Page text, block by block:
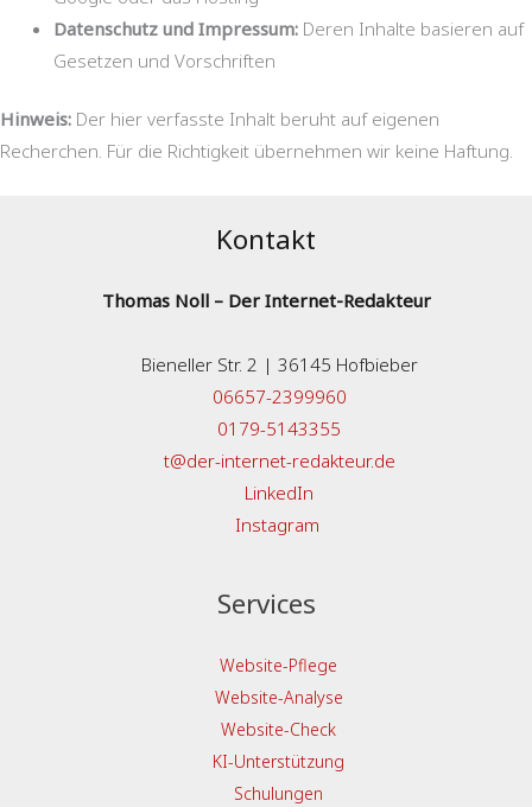
Datenschutz und Impressum: Deren Inhalte basieren auf
Gesetzen und Vorschriften
Hinweis: Der hier verfasste Inhalt beruht auf eigenen
Recherchen. Für die Richtigkeit übernehmen wir keine Haftung.
Kontakt
Thomas Noll – Der Internet-Redakteur
Bieneller Str. 2 | 36145 Hofbieber
06657-2399960
0179-5143355
t@der-internet-redakteur.de
LinkedIn
Instagram
Services
Website-Pflege
Website-Analyse
Website-Check
KI-Unterstützung
Schulungen